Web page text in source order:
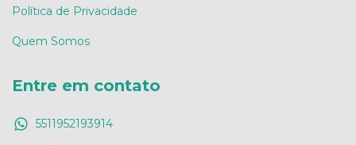
Política de Privacidade
Quem Somos
Entre em contato
5511952193914